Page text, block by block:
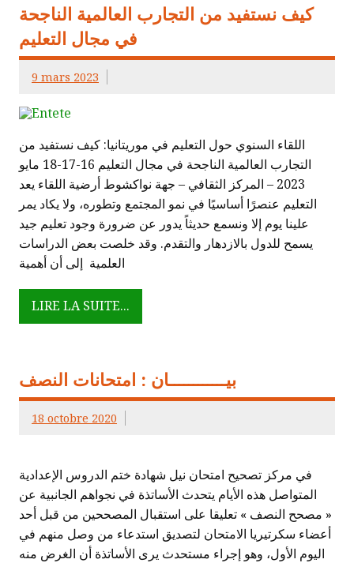
كيف نستفيد من التجارب العالمية الناجحة
في مجال التعليم
9 mars 2023
اللقاء السنوي حول التعليم في موريتانيا: كيف نستفيد من
التجارب العالمية الناجحة في مجال التعليم 16-17-18 مايو
2023 – المركز الثقافي – جهة نواكشوط أرضية اللقاء يعد
التعليم عنصرًا أساسيًا في نمو المجتمع وتطوره، ولا يكاد يمر
علينا يوم إلا ونسمع حديثاً يدور عن ضرورة وجود تعليم جيد
يسمح للدول بالازدهار والتقدم. وقد خلصت بعض الدراسات
العلمية إلى أن أهمية
LIRE LA SUITE...
بيــــــــــــان : امتحانات النصف
18 octobre 2020
في مركز تصحيح امتحان نيل شهادة ختم الدروس الإعدادية
المتواصل هذه الأيام يتحدث الأساتذة في نجواهم الجانبية عن
« مصحح النصف » تعليقا على استقبال المصححين من قبل أحد
أعضاء سكرتيريا الامتحان لتصديق استدعاء من وصل منهم في
اليوم الأول، وهو إجراء مستحدث يرى الأساتذة أن الغرض منه